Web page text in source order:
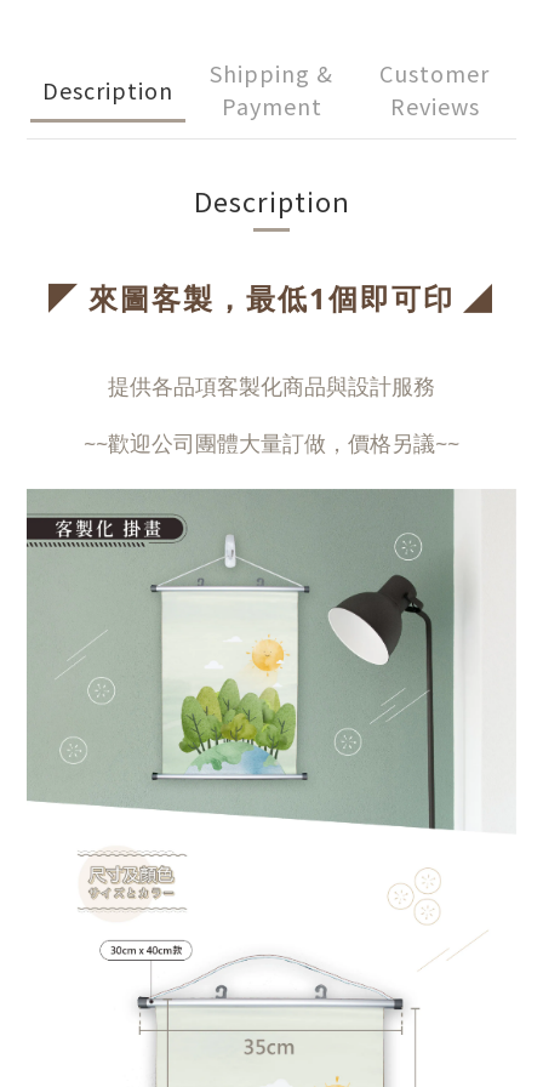
Description
Shipping &
Payment
Customer
Reviews
Description
◤ 來圖客製，最低1個即可印 ◢
提供各品項客製化商品與設計服務
~~歡迎公司團體大量訂做，價格另議~~